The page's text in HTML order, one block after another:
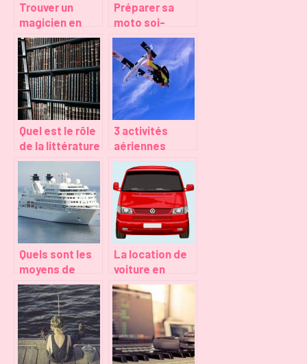
Trouver un
magicien en
région
Toulousaine
Préparer sa
moto soi-
même en toute
confiance
Quel est le rôle
de la littérature
dans
l’éducation ?
3 activités
aériennes
intenses pour
se distraire
Quels sont les
moyens de
transport les
plus adaptés
pour un voyage
?
La location de
voiture en
Guadeloupe :
ce que vous
devez savoir